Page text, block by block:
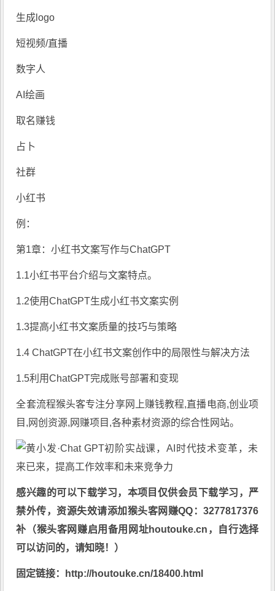
生成logo
短视频/直播
数字人
AI绘画
取名赚钱
占卜
社群
小红书
例：
第1章：小红书文案写作与ChatGPT
1.1小红书平台介绍与文案特点。
1.2使用ChatGPT生成小红书文案实例
1.3提高小红书文案质量的技巧与策略
1.4 ChatGPT在小红书文案创作中的局限性与解决方法
1.5利用ChatGPT完成账号部署和变现
全套流程猴头客专注分享网上赚钱教程,直播电商,创业项
目,网创资源, 网赚项目 ,各种素材资源的综合性网站。
感兴趣的可以下载学习，本项目仅供会员下载学习，严
禁外传，资源失效请添加猴头客网赚QQ：3277817376
补（猴头客网赚启用备用网址houtouke.cn，自行选择
可以访问的，请知晓！）
固定链接：http://houtouke.cn/18400.html